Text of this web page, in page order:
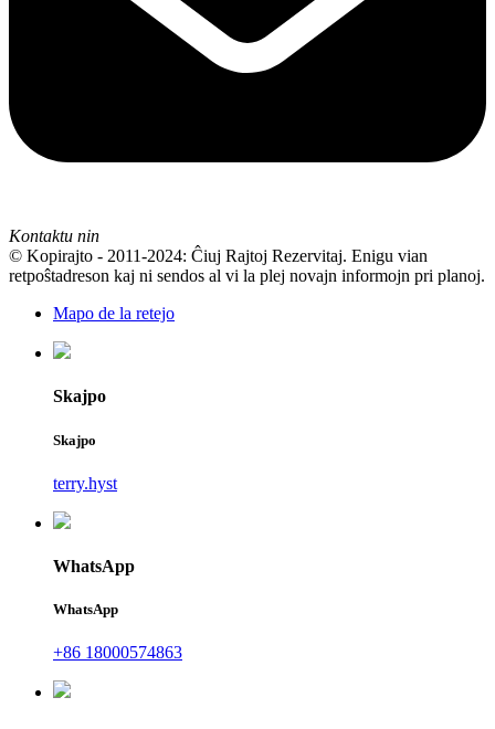
Kontaktu nin
© Kopirajto - 2011-2024: Ĉiuj Rajtoj Rezervitaj. Enigu vian
retpoŝtadreson kaj ni sendos al vi la plej novajn informojn pri planoj.
Mapo de la retejo
Skajpo
Skajpo
terry.hyst
WhatsApp
WhatsApp
+86 18000574863